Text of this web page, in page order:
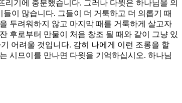
기에 충분했습니다. 그러나 다윗은 하나님을 의
이 많습니다. 그들이 더 거룩하고 더 의롭기 때
두려워하지 않고 마지막 때를 거룩하게 살고자
후로부터 만물이 처음 창조 될 때와 같이 그냥 있
어려울 것입니다. 감히 나에게 이런 조롱을 할
시므이를 만나면 다윗을 기억하십시오. 하나님